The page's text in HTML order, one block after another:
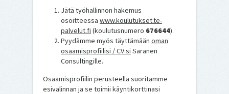
Jätä työhallinnon hakemus
osoitteessa www.koulutukset.te-
palvelut.fi (koulutusnumero 676644).
Pyydämme myös täyttämään oman
osaamisprofiilisi / CV:si Saranen
Consultingille.
Osaamisprofiilin perusteella suoritamme
esivalinnan ja se toimii käyntikorttinasi